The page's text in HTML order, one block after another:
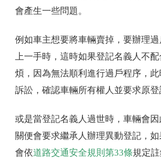
會產生一些問題。
例如車主想要將車輛賣掉，要辦理
上一手時，這時如果登記名義人不
煩，因為無法順利進行過戶程序，
訴訟，確認車輛所有權人並要求原登
或是當登記名義人過世時，車輛會
關便會要求繼承人辦理異動登記，
會依道路交通安全規則第33條規定註